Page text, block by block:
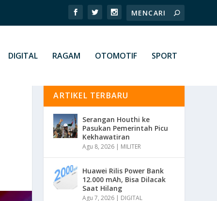
DIGITAL RAGAM OTOMOTIF SPORT
ARTIKEL TERBARU
Serangan Houthi ke
Pasukan Pemerintah Picu
Kekhawatiran
Agu 8, 2026 | MILITER
Huawei Rilis Power Bank
12.000 mAh, Bisa Dilacak
Saat Hilang
Agu 7, 2026 | DIGITAL